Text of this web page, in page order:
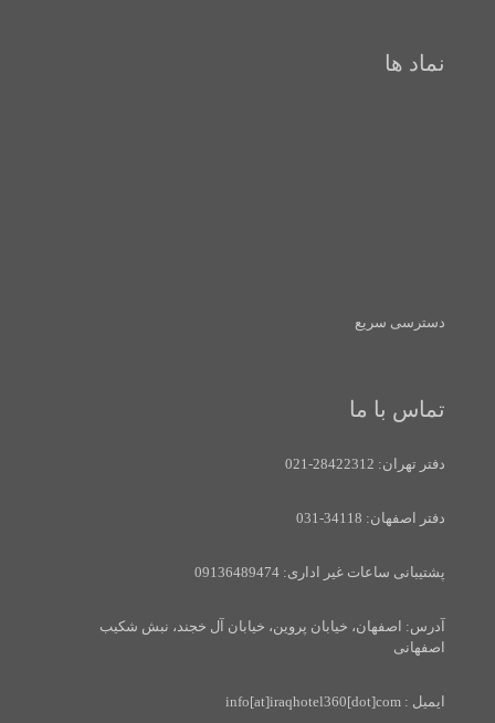
نماد ها
دسترسی سریع
تماس با ما
دفتر تهران: 28422312-021
دفتر اصفهان: 34118-031
پشتیبانی ساعات غیر اداری: 09136489474
آدرس: اصفهان، خیابان پروین، خیابان آل خجند، نبش شکیب
اصفهانی
ایمیل : info[at]iraqhotel360[dot]com